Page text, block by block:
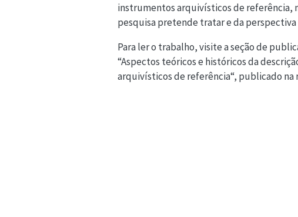
instrumentos arquivísticos de referência,
pesquisa pretende tratar e da perspectiva
Para ler o trabalho, visite a seção de
“Aspectos teóricos e históricos da
arquivísticos de referência“, publicado na